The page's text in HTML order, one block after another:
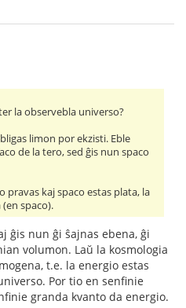
la observebla universo?
limon por ekzisti. Eble
de la tero, sed ĝis nun spaco
pravas kaj spaco estas plata, la
spaco).
ĝis nun ĝi ŝajnas ebena, ĝi
volumon. Laŭ la kosmologia
t.e. la energio estas
Por tio en senfinie
granda kvanto da energio.